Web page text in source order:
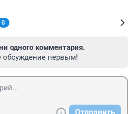
0
одного комментария.
обсуждение первым!